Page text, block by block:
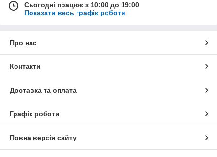
Сьогодні працює з 10:00 до 19:00
Показати весь графік роботи
Про нас
Контакти
Доставка та оплата
Графік роботи
Повна версія сайту